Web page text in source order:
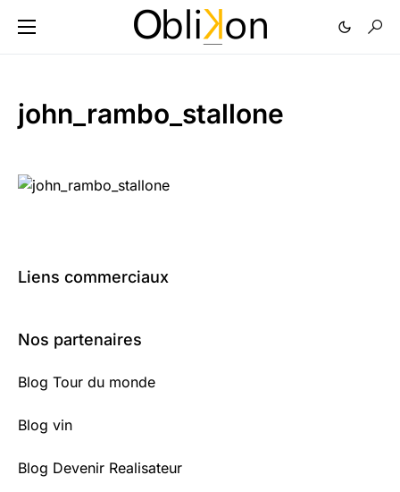
john_rambo_stallone
Liens commerciaux
Nos partenaires
Blog Tour du monde
Blog vin
Blog Devenir Realisateur